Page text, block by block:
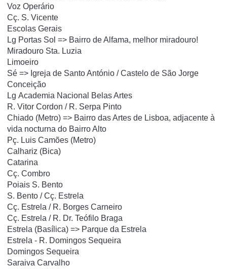
Voz Operário
Cç. S. Vicente
Escolas Gerais
Lg Portas Sol => Bairro de Alfama, melhor miradouro!
Miradouro Sta. Luzia
Limoeiro
Sé => Igreja de Santo António / Castelo de São Jorge
Conceição
Lg Academia Nacional Belas Artes
R. Vitor Cordon / R. Serpa Pinto
Chiado (Metro) => Bairro das Artes de Lisboa, adjacente à
vida nocturna do Bairro Alto
Pç. Luis Camões (Metro)
Calhariz (Bica)
Catarina
Cç. Combro
Poiais S. Bento
S. Bento / Cç. Estrela
Cç. Estrela / R. Borges Carneiro
Cç. Estrela / R. Dr. Teófilo Braga
Estrela (Basílica) => Parque da Estrela
Estrela - R. Domingos Sequeira
Domingos Sequeira
Saraiva Carvalho